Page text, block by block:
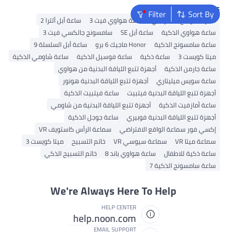
Sort By
FilterPopular Searches
نظارات الواقع الافتراضي ساعة هواوي فيت 3
ساعة أبل ألترا 2
ساعة هواوي الذكية
ساعة أبل SE
سامسونج جالكسي فيت 3
ساعة سامسونج الذكية
Honor ماجيك 6 برو
ساعة أبل السلسلة 9
ميتا كويست 3
ساعة ذكية ساعة فوسيل الذكية
ساعة شاومي الذكية
ساعة جارمن الذكية
أجهزة تتبع اللياقة البدنية من هواوي
ساعة سويس ميليتاري
أجهزة تتبع اللياقة البدنية هونور
أجهزة تتبع اللياقة البدنية فيتبيت
ساعة فيتبيت الذكية
ساعة أمازفيت الذكية
أجهزة تتبع اللياقة البدنية من شاومي
أجهزة تتبع اللياقة البدنية فوبيري
ساعة جوجل الذكية
إكسي فور سماعة الواقع الافتراضي
سماعة الرأس كاستويف VR
سماعة ميتا VR
سماعة سيوسي VR خاتم التسبيح
ميتا كويست 3
ساعة ذكية للاطفال
ساعة هواوي باند 8
خاتم التسبيح الذكي
ساعة سامسونج الذكية 7
We're Always Here To Help
HELP CENTER
help.noon.com
EMAIL SUPPORT